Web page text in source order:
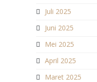
Juli 2025
Juni 2025
Mei 2025
April 2025
Maret 2025